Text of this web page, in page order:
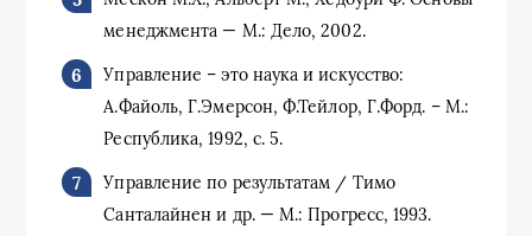
менеджмента — М.: Дело, 2002.
Управление – это наука и искусство:
А.Файоль, Г.Эмерсон, Ф.Тейлор, Г.Форд. – М.:
Республика, 1992, с. 5.
Управление по результатам / Тимо
Санталайнен и др. — М.: Прогресс, 1993.